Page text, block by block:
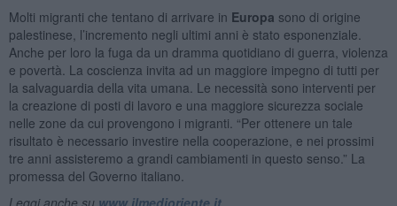
Molti migranti che tentano di arrivare in Europa sono di origine
palestinese, l’incremento negli ultimi anni è stato esponenziale.
Anche per loro la fuga da un dramma quotidiano di guerra, violenza
e povertà. La coscienza invita ad un maggiore impegno di tutti per
la salvaguardia della vita umana. Le necessità sono interventi per
la creazione di posti di lavoro e una maggiore sicurezza sociale
nelle zone da cui provengono i migranti. “Per ottenere un tale
risultato è necessario investire nella cooperazione, e nei prossimi
tre anni assisteremo a grandi cambiamenti in questo senso.” La
promessa del Governo italiano.
Leggi anche su www.ilmedioriente.it